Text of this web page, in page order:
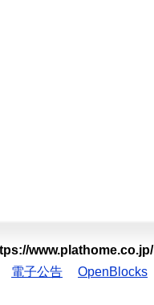
www.plathome.co.jp/
電子公告 OpenBlocks